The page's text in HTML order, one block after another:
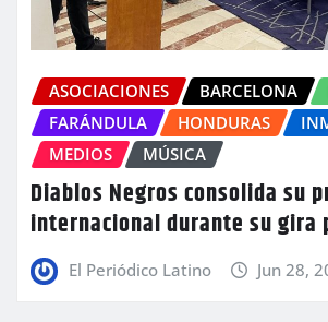
ASOCIACIONES BARCELONA
FARÁNDULA
HONDURAS
MEDIOS
MÚSICA
Diablos Negros consolida su
internacional durante su gira
El Periódico Latino Jun 28,